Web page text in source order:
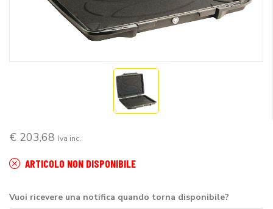
€ 203,68 Iva inc.
ARTICOLO NON DISPONIBILE
Vuoi ricevere una notifica quando torna disponibile?